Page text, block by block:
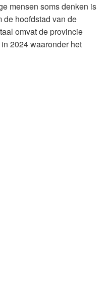
mensen soms denken is
de hoofdstad van de
omvat de provincie
2024 waaronder het